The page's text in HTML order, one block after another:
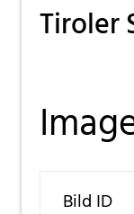
Tiroler
Bild ID